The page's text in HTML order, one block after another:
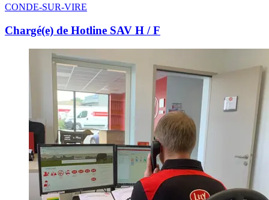
CONDE-SUR-VIRE
Chargé(e) de Hotline SAV H / F